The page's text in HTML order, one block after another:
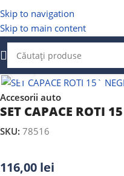
Skip to navigation
Skip to main content
Faceți clic pentru a
Accesorii auto
SET CAPACE ROTI
SKU: 78516
116,00 lei